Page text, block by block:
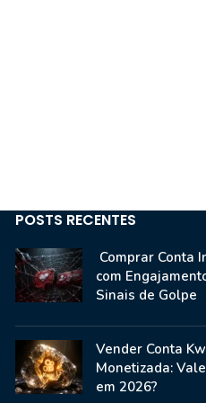
POSTS RECENTES
Comprar Conta
com
Sinais de Golpe
Vender Conta
Monetizada:
em 2026?